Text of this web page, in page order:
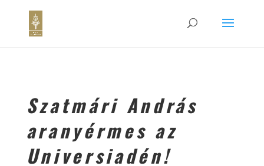
Szatmári András
aranyérmes az
Universiadén!